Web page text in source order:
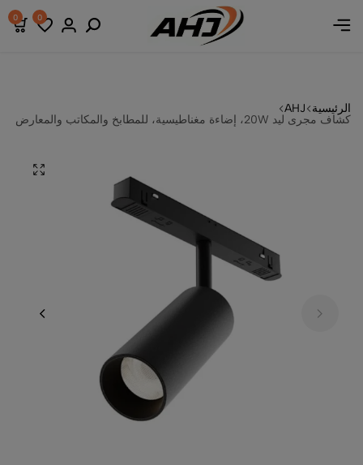
0
0
الرئيسية AHJ
كشاف مجرى ليد 20W، إضاءة مغناطيسية، للمطابخ والمكاتب والمعارض